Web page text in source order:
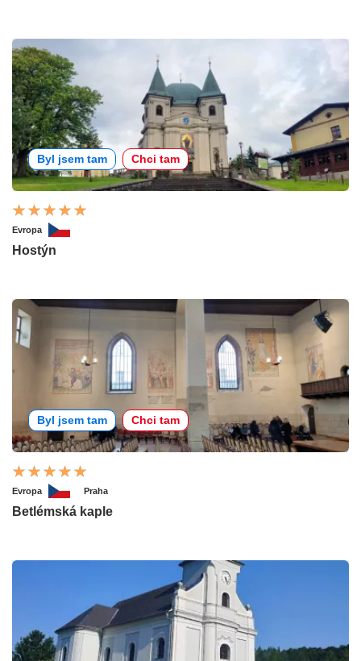
Byl jsem tam Chci tam
Evropa
Hostýn
Byl jsem tam Chci tam
Evropa Praha
Betlémská kaple